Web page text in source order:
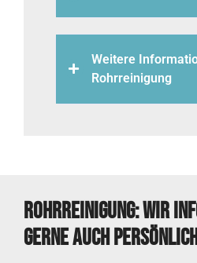
Weitere
Rohrreinigung
Rohrreinigung: Wir
gerne auch